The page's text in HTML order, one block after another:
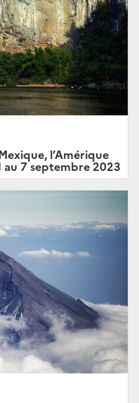
l’Amérique
au 7 septembre 2023